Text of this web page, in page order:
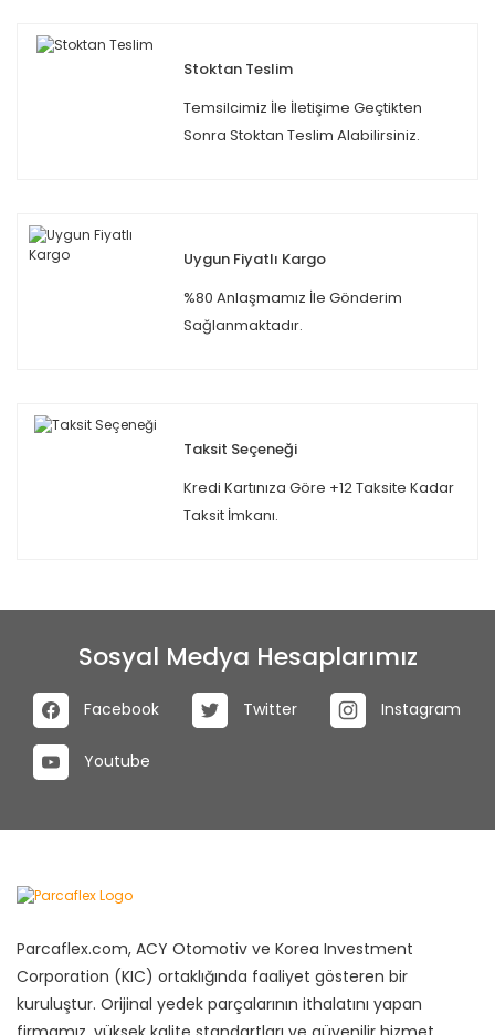
Stoktan Teslim
Temsilcimiz İle İletişime Geçtikten
Sonra Stoktan Teslim Alabilirsiniz.
Uygun Fiyatlı Kargo
%80 Anlaşmamız İle Gönderim
Sağlanmaktadır.
Taksit Seçeneği
Kredi Kartınıza Göre +12 Taksite Kadar
Taksit İmkanı.
Sosyal Medya Hesaplarımız
Facebook Twitter Instagram
Youtube
Parcaflex.com, ACY Otomotiv ve Korea Investment
Corporation (KIC) ortaklığında faaliyet gösteren bir
kuruluştur. Orijinal yedek parçalarının ithalatını yapan